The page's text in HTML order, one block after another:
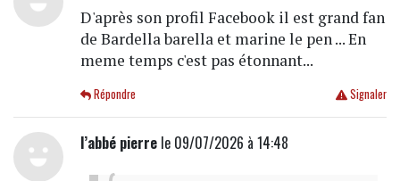
D'après son profil Facebook il est grand fan
de Bardella barella et marine le pen ... En
meme temps c'est pas étonnant...
Signaler
Répondre
l’abbé pierrele 09/07/2026 à 14:48